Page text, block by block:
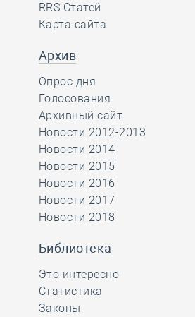
RRS Статей
Карта сайта
Архив
Опрос дня
Голосования
Архивный сайт
Новости 2012-2013
Новости 2014
Новости 2015
Новости 2016
Новости 2017
Новости 2018
Библиотека
Это интересно
Статистика
Законы